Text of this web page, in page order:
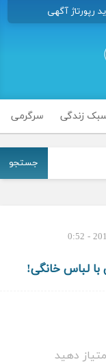
رپورتاژ آگهی
زندگی سرگرمی
جستجو
لباس خانگی!
دهید